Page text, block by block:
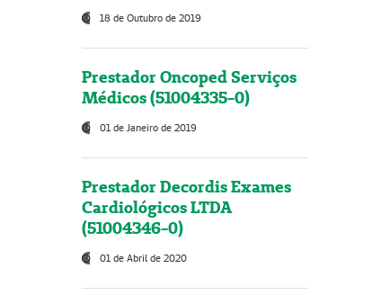
18 de Outubro de 2019
Prestador Oncoped Serviços
Médicos (51004335-0)
01 de Janeiro de 2019
Prestador Decordis Exames
Cardiológicos LTDA
(51004346-0)
01 de Abril de 2020